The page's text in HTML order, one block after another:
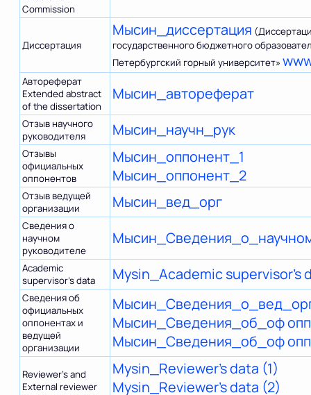
Commission
Диссертация
Мысин_диссертация
государственного бюджетного
Петербургский горный университет»
Автореферат
Extended abstract
of the dissertation
Мысин_автореферат
Отзыв научного
руководителя
Мысин_научн_рук
Отзывы
официальных
оппонентов
Мысин_оппонент_1
Мысин_оппонент_2
Отзыв ведущей
организации
Мысин_вед_орг
Сведения о
научном
руководителе
Academic
supervisor’s data
Mysin_Academic supervisor’s
Сведения об
официальных
оппонентах и
ведущей
организации
Мысин_Сведения_об_оф
Мысин_Сведения_об_оф
Reviewer’s and
External reviewer
Mysin_Reviewer’s data (1)
Mysin_Reviewer’s data (2)